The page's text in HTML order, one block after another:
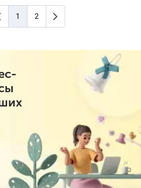
Предыдущая страница
1 2